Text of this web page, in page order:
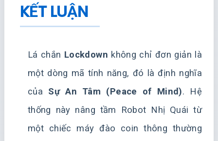
KẾT LUẬN
Lá chắn Lockdown không chỉ đơn giản là
một dòng mã tính năng, đó là định nghĩa
của Sự An Tâm (Peace of Mind). Hệ
thống này nâng tầm Robot Nhị Quái từ
một chiếc máy đào coin thông thường